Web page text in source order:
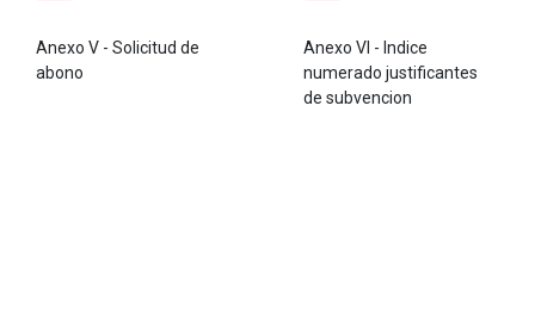
Anexo V - Solicitud de
abono
Anexo VI - Indice
numerado justificantes
de subvencion